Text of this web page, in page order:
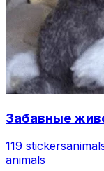
Забавные
119 stickers
animals